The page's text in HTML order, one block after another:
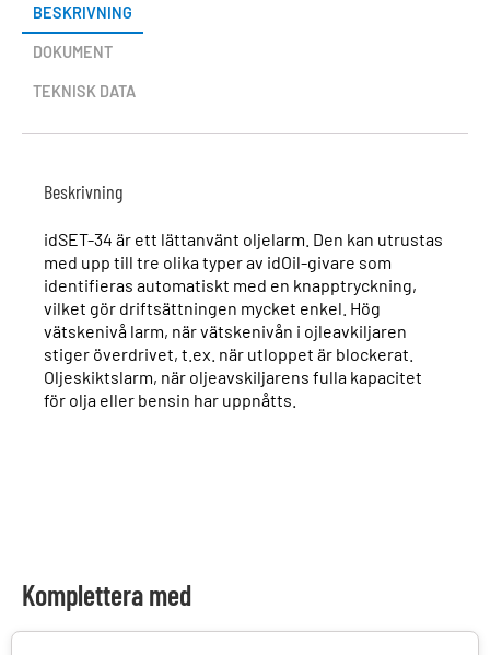
BESKRIVNING
DOKUMENT
TEKNISK DATA
Beskrivning
idSET-34 är ett lättanvänt oljelarm. Den kan utrustas
med upp till tre olika typer av idOil-givare som
identifieras automatiskt med en knapptryckning,
vilket gör driftsättningen mycket enkel. Hög
vätskenivå larm, när vätskenivån i ojleavkiljaren
stiger överdrivet, t.ex. när utloppet är blockerat.
Oljeskiktslarm, när oljeavskiljarens fulla kapacitet
för olja eller bensin har uppnåtts.
Komplettera med